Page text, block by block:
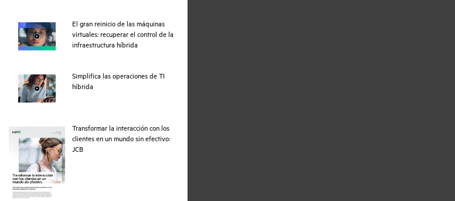
El gran reinicio de las máquinas
virtuales: recuperar el control de la
infraestructura híbrida
Simplifica las operaciones de TI
híbrida
Transformar la interacción con los
clientes en un mundo sin efectivo:
JCBpdf